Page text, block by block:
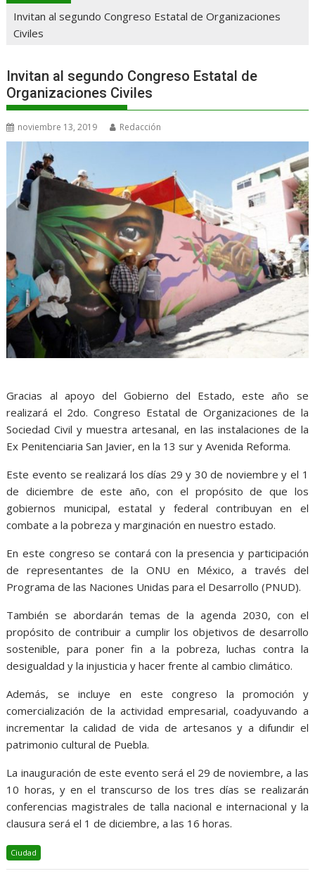
Invitan al segundo Congreso Estatal de Organizaciones
Civiles
Invitan al segundo Congreso Estatal de
Organizaciones Civiles
noviembre 13, 2019 Redacción
Gracias al apoyo del Gobierno del Estado, este año se
realizará el 2do. Congreso Estatal de Organizaciones de la
Sociedad Civil y muestra artesanal, en las instalaciones de la
Ex Penitenciaria San Javier, en la 13 sur y Avenida Reforma.
Este evento se realizará los días 29 y 30 de noviembre y el 1
de diciembre de este año, con el propósito de que los
gobiernos municipal, estatal y federal contribuyan en el
combate a la pobreza y marginación en nuestro estado.
En este congreso se contará con la presencia y participación
de representantes de la ONU en México, a través del
Programa de las Naciones Unidas para el Desarrollo (PNUD).
También se abordarán temas de la agenda 2030, con el
propósito de contribuir a cumplir los objetivos de desarrollo
sostenible, para poner fin a la pobreza, luchas contra la
desigualdad y la injusticia y hacer frente al cambio climático.
Además, se incluye en este congreso la promoción y
comercialización de la actividad empresarial, coadyuvando a
incrementar la calidad de vida de artesanos y a difundir el
patrimonio cultural de Puebla.
La inauguración de este evento será el 29 de noviembre, a las
10 horas, y en el transcurso de los tres días se realizarán
conferencias magistrales de talla nacional e internacional y la
clausura será el 1 de diciembre, a las 16 horas.
Ciudad